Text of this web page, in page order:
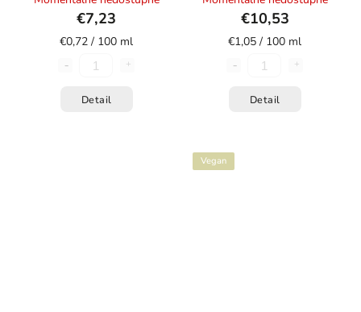
€7,23
€0,72 / 100 ml
Detail
€10,53
€1,05 / 100 ml
Detail
Vegan